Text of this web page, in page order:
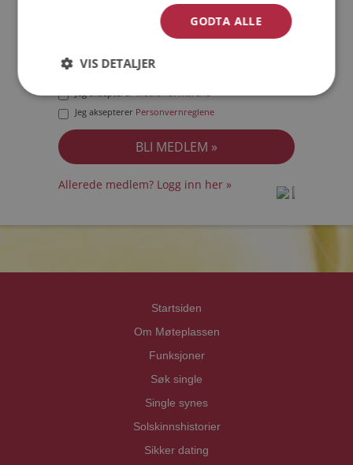
Jeg akseptererMedlemsvilkårene
Jeg aksepterer Personvernreglene
Allerede medlem? Logg inn her »
Startsiden
Om Møteplassen
Funksjoner
Søk single
Single synes
Solskinnshistorier
Sikker dating
GODTA ALLE
VIS DETALJER